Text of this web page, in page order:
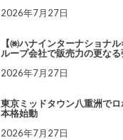
2026年7月27日
【㈱ハナインターナショナ
ループ会社で販売力の更なる
2026年7月27日
東京ミッドタウン八重洲で
本格始動
2026年7月27日